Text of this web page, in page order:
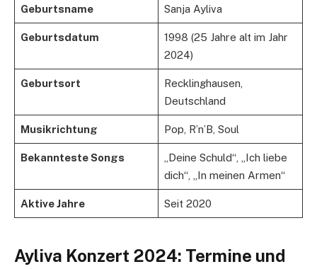
Geburtsname Sanja Ayliva
Geburtsdatum
1998 (25 Jahre alt im Jahr
2024)
Geburtsort
Recklinghausen,
Deutschland
Musikrichtung Pop, R’n’B, Soul
Bekannteste Songs
„Deine Schuld“, „Ich liebe
dich“, „In meinen Armen“
Aktive Jahre Seit 2020
Ayliva Konzert 2024: Termine und